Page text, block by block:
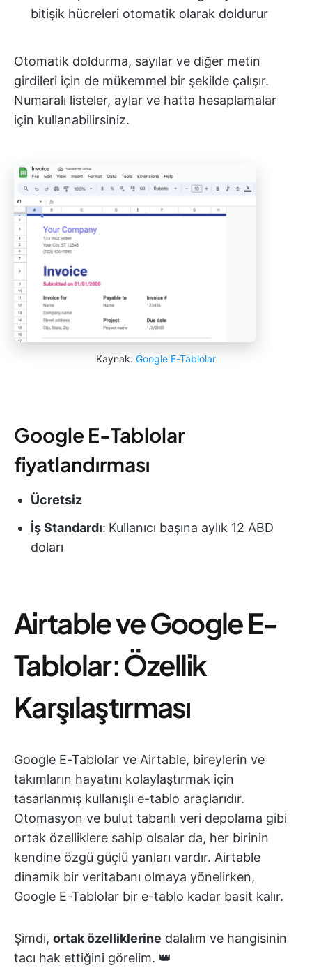
bitişik hücreleri otomatik olarak doldurur
Otomatik doldurma, sayılar ve diğer metin
girdileri için de mükemmel bir şekilde çalışır.
Numaralı listeler, aylar ve hatta hesaplamalar
için kullanabilirsiniz.
Kaynak: Google E-Tablolar
Google E-Tablolar
fiyatlandırması
Ücretsiz
İş Standardı: Kullanıcı başına aylık 12 ABD
doları
Airtable ve Google E-
Tablolar: Özellik
Karşılaştırması
Google E-Tablolar ve Airtable, bireylerin ve
takımların hayatını kolaylaştırmak için
tasarlanmış kullanışlı e-tablo araçlarıdır.
Otomasyon ve bulut tabanlı veri depolama gibi
ortak özelliklere sahip olsalar da, her birinin
kendine özgü güçlü yanları vardır. Airtable
dinamik bir veritabanı olmaya yönelirken,
Google E-Tablolar bir e-tablo kadar basit kalır.
Şimdi, ortak özelliklerine dalalım ve hangisinin
tacı hak ettiğini görelim. 👑